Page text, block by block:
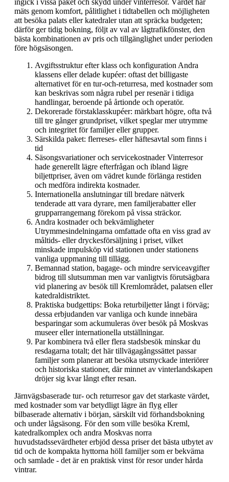
ingick i vissa paket och skydd under vinterresor. Värdet här
mäts genom komfort, pålitlighet i tidtabellen och möjligheten
att besöka palats eller katedraler utan att spräcka budgeten;
därför ger tidig bokning, följt av val av lågtrafikfönster, den
bästa kombinationen av pris och tillgänglighet under perioden
före högsäsongen.
Avgiftsstruktur efter klass och konfiguration Andra
klassens eller delade kupéer: oftast det billigaste
alternativet för en tur-och-returresa, med kostnader som
kan beskrivas som några rubel per resenär i tidiga
handlingar, beroende på årtionde och operatör.
Dekorerade förstaklasskupéer: märkbart högre, ofta två
till tre gånger grundpriset, vilket speglar mer utrymme
och integritet för familjer eller grupper.
Särskilda paket: flerreses- eller häftesavtal som finns i
tid
Säsongsvariationer och servicekostnader Vinterresor
hade generellt lägre efterfrågan och ibland lägre
biljettpriser, även om vädret kunde förlänga restiden
och medföra indirekta kostnader.
Internationella anslutningar till bredare nätverk
tenderade att vara dyrare, men familjerabatter eller
grupparrangemang förekom på vissa sträckor.
Andra kostnader och bekvämligheter
Utrymmesindelningarna omfattade ofta en viss grad av
måltids- eller dryckesförsäljning i priset, vilket
minskade impulsköp vid stationen under stationens
vanliga uppmaning till tillägg.
Bemannad station, bagage- och mindre serviceavgifter
bidrog till slutsumman men var vanligtvis förutsägbara
vid planering av besök till Kremlområdet, palatsen eller
katedraldistriktet.
Praktiska budgettips: Boka returbiljetter långt i förväg;
dessa erbjudanden var vanliga och kunde innebära
besparingar som ackumuleras över besök på Moskvas
museer eller internationella utställningar.
Par kombinera två eller flera stadsbesök minskar du
resdagarna totalt; det här tillvägagångssättet passar
familjer som planerar att besöka utsmyckade interiörer
och historiska stationer, där minnet av vinterlandskapen
dröjer sig kvar långt efter resan.
Järnvägsbaserade tur- och returresor gav det starkaste värdet,
med kostnader som var betydligt lägre än flyg eller
bilbaserade alternativ i början, särskilt vid förhandsbokning
och under lågsäsong. För den som ville besöka Kreml,
katedralkomplex och andra Moskvas norra
huvudstadssevärdheter erbjöd dessa priser det bästa utbytet av
tid och de kompakta hyttorna höll familjer som er bekväma
och samlade - det är en praktisk vinst för resor under hårda
vintrar.